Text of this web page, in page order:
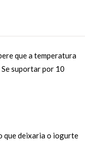
que a temperatura
suportar por 10
que deixaria o iogurte